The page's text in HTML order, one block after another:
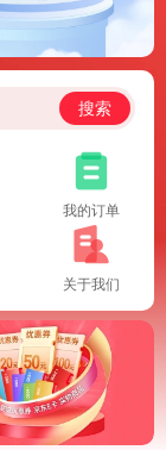
搜索
我的订单
关于我们